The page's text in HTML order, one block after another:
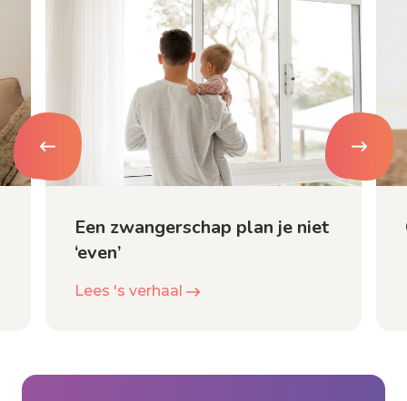
Een zwangerschap plan je niet
‘even’
Lees 's verhaal